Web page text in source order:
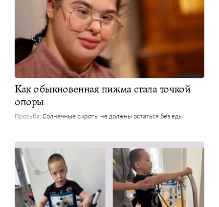
Как обыкновенная пижма стала точкой
опоры
Просьба: Солнечные сироты не должны остаться без еды